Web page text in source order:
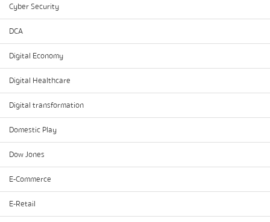
Cyber Security
DCA
Digital Economy
Digital Healthcare
Digital transformation
Domestic Play
Dow Jones
E-Commerce
E-Retail